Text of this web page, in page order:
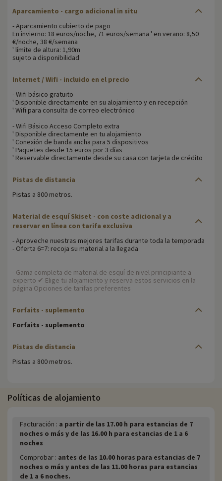
Aparcamiento - cargo adicional in situ
- Aparcamiento cubierto de pago
En invierno: 18 euros/noche, 71 euros/semana ' en verano: 8,50
€/noche, 38 €/semana
' límite de altura: 1,90m
sujeto a disponibilidad
Internet / Wifi - incluido en el precio
- Wifi básico gratuito
' Disponible directamente en su alojamiento y en recepción
' Wifi para consulta de correo electrónico
- Wifi Básico Acceso Completo extra
' Disponible directamente en tu alojamiento
' Conexión de banda ancha para 5 dispositivos
' Paquetes desde 15 euros por 3 días
' Reservable directamente desde su casa con tarjeta de crédito
Pistas de distancia
Pistas a 800 metros.
Material de esquí Skiset - con coste adicional y a
reservar en línea con tarifa exclusiva
- Aproveche nuestras mejores tarifas durante toda la temporada
- Oferta 6=7: recoja su material a la llegada
- Gama completa de material de esquí de nivel principiante a
experto ✔ Elige tu alojamiento y reserva estos servicios en la
página Opciones de tarifas preferentes
Forfaits - suplemento
Forfaits - suplemento
Pistas de distancia
Pistas a 800 metros.
Políticas de alojamiento
Facturación : a partir de las 17.00 h para estancias de 7
noches o más y de las 16.00 h para estancias de 1 a 6
noches
Comprobar : antes de las 10.00 horas para estancias de 7
noches o más y antes de las 11.00 horas para estancias
de 1 a 6 noches.